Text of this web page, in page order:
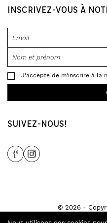
INSCRIVEZ-VOUS À
J'accepte de m'inscrire à la
SUIVEZ-NOUS!
Share Icon
Share Icon
© 2026 -